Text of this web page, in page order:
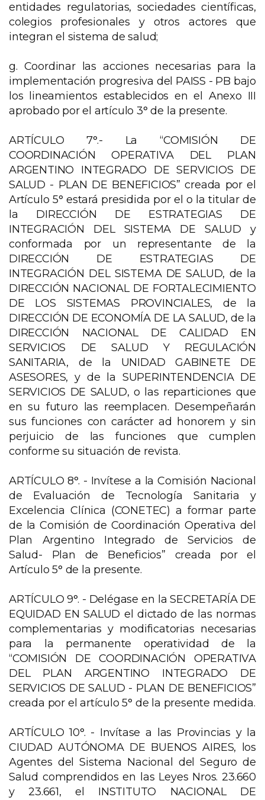
entidades regulatorias, sociedades científicas,
colegios profesionales y otros actores que
integran el sistema de salud;
g. Coordinar las acciones necesarias para la
implementación progresiva del PAISS - PB bajo
los lineamientos establecidos en el Anexo III
aprobado por el artículo 3° de la presente.
ARTÍCULO 7°.- La “COMISIÓN DE
COORDINACIÓN OPERATIVA DEL PLAN
ARGENTINO INTEGRADO DE SERVICIOS DE
SALUD - PLAN DE BENEFICIOS” creada por el
Artículo 5° estará presidida por el o la titular de
la DIRECCIÓN DE ESTRATEGIAS DE
INTEGRACIÓN DEL SISTEMA DE SALUD y
conformada por un representante de la
DIRECCIÓN DE ESTRATEGIAS DE
INTEGRACIÓN DEL SISTEMA DE SALUD, de la
DIRECCIÓN NACIONAL DE FORTALECIMIENTO
DE LOS SISTEMAS PROVINCIALES, de la
DIRECCIÓN DE ECONOMÍA DE LA SALUD, de la
DIRECCIÓN NACIONAL DE CALIDAD EN
SERVICIOS DE SALUD Y REGULACIÓN
SANITARIA, de la UNIDAD GABINETE DE
ASESORES, y de la SUPERINTENDENCIA DE
SERVICIOS DE SALUD, o las reparticiones que
en su futuro las reemplacen. Desempeñarán
sus funciones con carácter ad honorem y sin
perjuicio de las funciones que cumplen
conforme su situación de revista.
ARTÍCULO 8°. - Invítese a la Comisión Nacional
de Evaluación de Tecnología Sanitaria y
Excelencia Clínica (CONETEC) a formar parte
de la Comisión de Coordinación Operativa del
Plan Argentino Integrado de Servicios de
Salud- Plan de Beneficios” creada por el
Artículo 5° de la presente.
ARTÍCULO 9°. - Delégase en la SECRETARÍA DE
EQUIDAD EN SALUD el dictado de las normas
complementarias y modificatorias necesarias
para la permanente operatividad de la
“COMISIÓN DE COORDINACIÓN OPERATIVA
DEL PLAN ARGENTINO INTEGRADO DE
SERVICIOS DE SALUD - PLAN DE BENEFICIOS”
creada por el artículo 5° de la presente medida.
ARTÍCULO 10°. - Invítase a las Provincias y la
CIUDAD AUTÓNOMA DE BUENOS AIRES, los
Agentes del Sistema Nacional del Seguro de
Salud comprendidos en las Leyes Nros. 23.660
y 23.661, el INSTITUTO NACIONAL DE